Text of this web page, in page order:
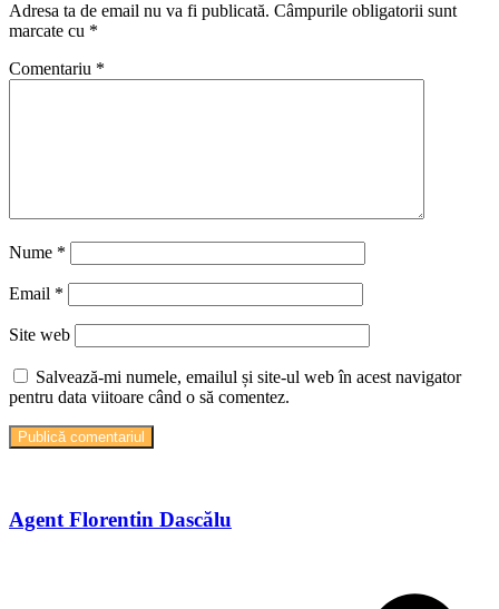
Adresa ta de email nu va fi publicată. Câmpurile obligatorii sunt
marcate cu *
Comentariu *
Nume *
Email *
Site web
Salvează-mi numele, emailul și site-ul web în acest navigator
pentru data viitoare când o să comentez.
Agent Florentin Dascălu